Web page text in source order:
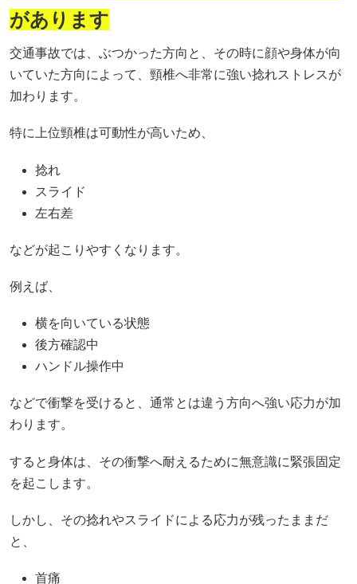
があります
交通事故では、ぶつかった方向と、その時に顔や身体が向
いていた方向によって、頸椎へ非常に強い捻れストレスが
加わります。
特に上位頸椎は可動性が高いため、
捻れ
スライド
左右差
などが起こりやすくなります。
例えば、
横を向いている状態
後方確認中
ハンドル操作中
などで衝撃を受けると、通常とは違う方向へ強い応力が加
わります。
すると身体は、その衝撃へ耐えるために無意識に緊張固定
を起こします。
しかし、その捻れやスライドによる応力が残ったままだ
と、
首痛